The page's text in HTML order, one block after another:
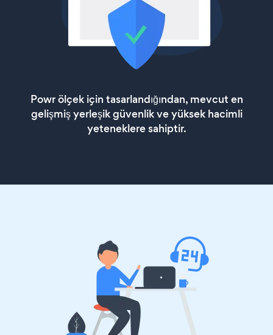
Powr ölçek için tasarlandığından, mevcut en
gelişmiş yerleşik güvenlik ve yüksek hacimli
yeteneklere sahiptir.